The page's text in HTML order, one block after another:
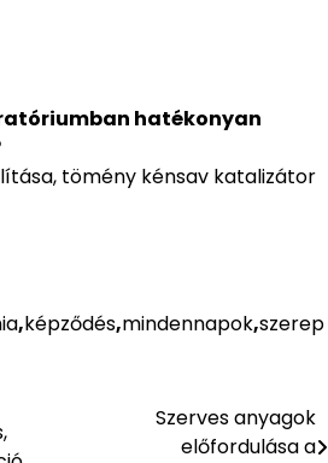
hatékonyan
tömény kénsav katalizátor
,képződés,mindennapok,szerep
Szerves anyagok
előfordulása a